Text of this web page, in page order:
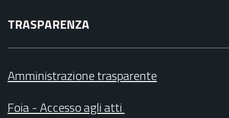
TRASPARENZA
Amministrazione trasparente
Foia - Accesso agli atti